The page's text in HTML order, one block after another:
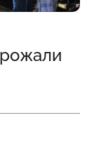
переглядів